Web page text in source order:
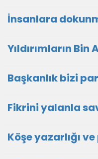
İnsanlara
Yıldırımların Bin
Başkanlık bizi
Fikrini yalanla
Köşe yazarlığı